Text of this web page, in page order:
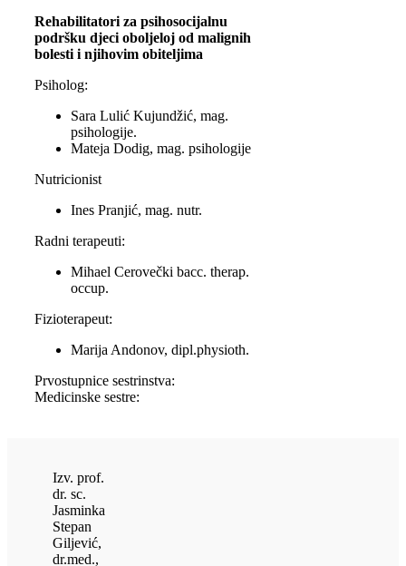
Rehabilitatori za psihosocijalnu
podršku djeci oboljeloj od malignih
bolesti i njihovim obiteljima
Psiholog:
Sara Lulić Kujundžić, mag.
psihologije.
Mateja Dodig, mag. psihologije
Nutricionist
Ines Pranjić, mag. nutr.
Radni terapeuti:
Mihael Cerovečki bacc. therap.
occup.
Fizioterapeut:
Marija Andonov, dipl.physioth.
Prvostupnice sestrinstva:
Medicinske sestre:
Izv. prof.
dr. sc.
Jasminka
Stepan
Giljević,
dr.med.,